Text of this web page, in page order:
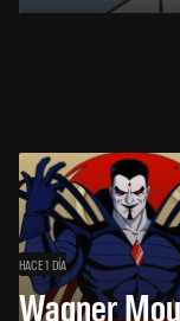
HACE 1 DÍA
Wagner